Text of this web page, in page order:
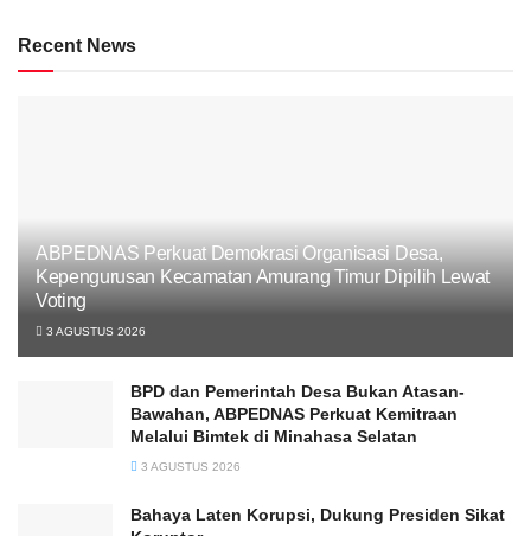
Recent News
ABPEDNAS Perkuat Demokrasi Organisasi Desa,
Kepengurusan Kecamatan Amurang Timur Dipilih Lewat
Voting
3 AGUSTUS 2026
BPD dan Pemerintah Desa Bukan Atasan-
Bawahan, ABPEDNAS Perkuat Kemitraan
Melalui Bimtek di Minahasa Selatan
3 AGUSTUS 2026
Bahaya Laten Korupsi, Dukung Presiden Sikat